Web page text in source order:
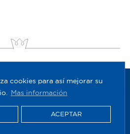
cookies para así mejorar su
Mas información
ACEPTAR
domésticas